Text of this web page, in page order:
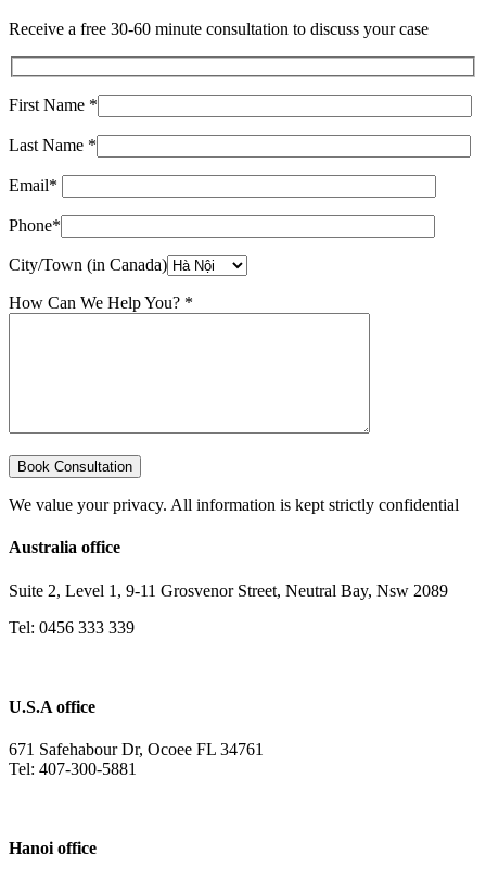
Receive a free 30-60 minute consultation to discuss your case
First Name *
Last Name *
Email*
Phone*
City/Town (in Canada)
How Can We Help You? *
We value your privacy. All information is kept strictly confidential
Australia office
Suite 2, Level 1, 9-11 Grosvenor Street, Neutral Bay, Nsw 2089
Tel: 0456 333 339
U.S.A office
671 Safehabour Dr, Ocoee FL 34761
Tel: 407-300-5881
Hanoi office